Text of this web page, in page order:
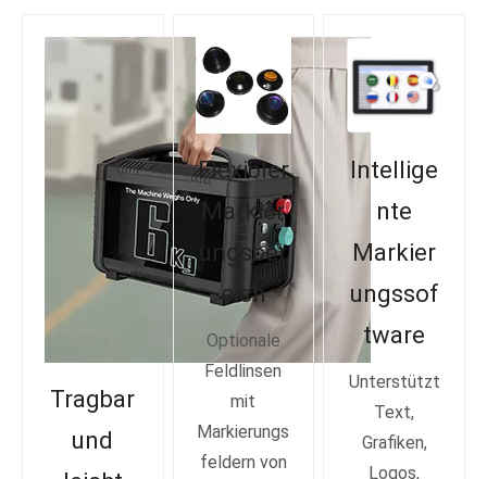
Tragbar
und
Flexibler
Markier
ungsber
eich
Optionale
Feldlinsen
mit
Markierungs
feldern von
Intellige
nte
Markier
ungssof
tware
Unterstützt
Text,
Grafiken,
Logos,